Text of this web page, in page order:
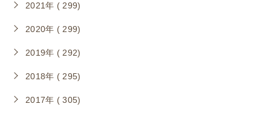
2021年 ( 299)
2020年 ( 299)
2019年 ( 292)
2018年 ( 295)
2017年 ( 305)